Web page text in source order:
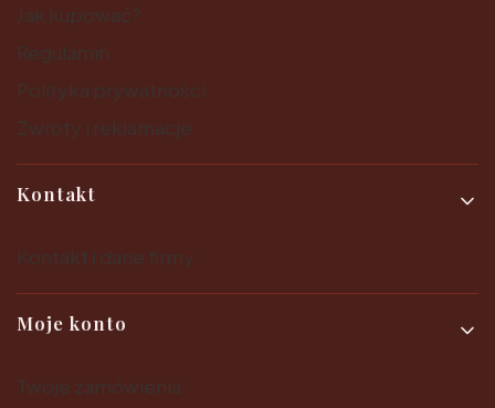
Kontakt
Moje konto